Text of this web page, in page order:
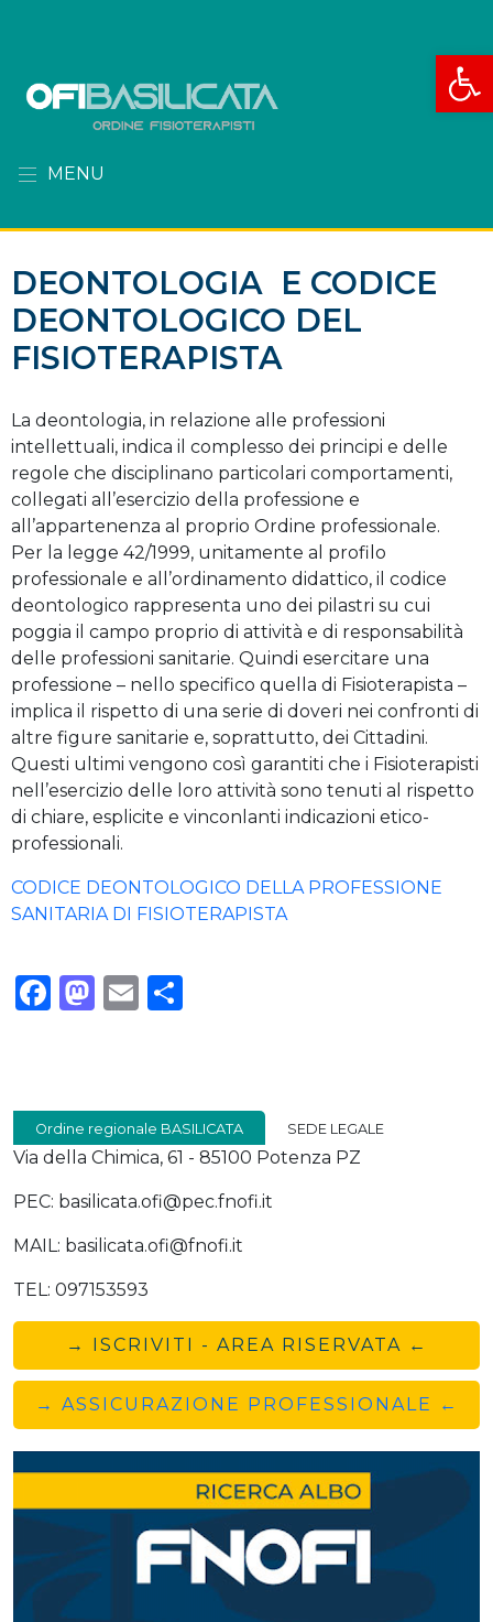
Apri
MENU
DEONTOLOGIA E CODICE
DEONTOLOGICO DEL
FISIOTERAPISTA
La deontologia, in relazione alle professioni
intellettuali, indica il complesso dei principi e delle
regole che disciplinano particolari comportamenti,
collegati all’esercizio della professione e
all’appartenenza al proprio Ordine professionale.
Per la legge 42/1999, unitamente al profilo
professionale e all’ordinamento didattico, il codice
deontologico rappresenta uno dei pilastri su cui
poggia il campo proprio di attività e di responsabilità
delle professioni sanitarie. Quindi esercitare una
professione – nello specifico quella di Fisioterapista –
implica il rispetto di una serie di doveri nei confronti di
altre figure sanitarie e, soprattutto, dei Cittadini.
Questi ultimi vengono così garantiti che i Fisioterapisti
nell’esercizio delle loro attività sono tenuti al rispetto
di chiare, esplicite e vinconlanti indicazioni etico-
professionali.
CODICE DEONTOLOGICO DELLA PROFESSIONE
SANITARIA DI FISIOTERAPISTA
Facebook
Mastodon
Email
Ordine regionale BASILICATA SEDE LEGALE
Via della Chimica, 61 - 85100 Potenza PZ
PEC: basilicata.ofi@pec.fnofi.it
MAIL: basilicata.ofi@fnofi.it
TEL: 097153593
→ ISCRIVITI - AREA RISERVATA ←
→ ASSICURAZIONE PROFESSIONALE ←